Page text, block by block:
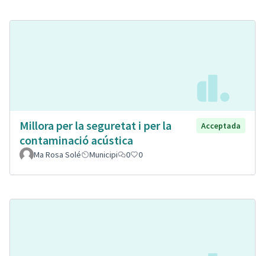
Millora per la seguretat i per la
contaminació acústica
Acceptada
Ma Rosa Solé Municipi 0 0